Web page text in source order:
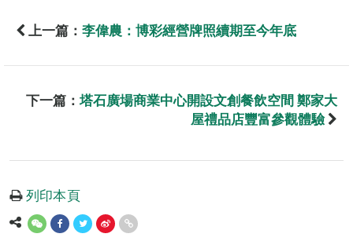
上一篇： 李偉農：博彩經營牌照續期至今年底
下一篇： 塔石廣場商業中心開設文創餐飲空間 鄭家大
屋禮品店豐富參觀體驗
列印本頁